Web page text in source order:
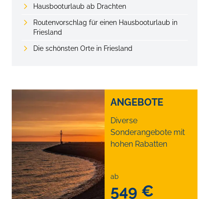
Hausbooturlaub ab Drachten
Routenvorschlag für einen Hausbooturlaub in
Friesland
Die schönsten Orte in Friesland
ANGEBOTE
Diverse
Sonderangebote mit
hohen Rabatten
ab
549 €